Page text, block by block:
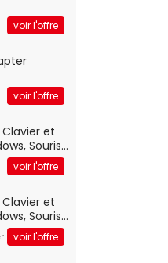
voir l'offre
voir l'offre
Clavier et
Souris
USB Plug
voir l'offre
Clavier et
Souris
USB Plug
voir l'offre